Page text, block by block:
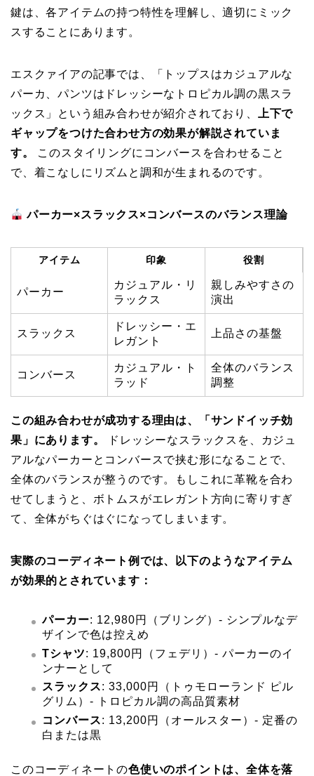
鍵は、各アイテムの持つ特性を理解し、適切にミック
スすることにあります。
エスクァイアの記事では、「トップスはカジュアルな
パーカ、パンツはドレッシーなトロピカル調の黒スラ
ックス」という組み合わせが紹介されており、
上下で
ギャップをつけた合わせ方の効果が解説されていま
す。
このスタイリングにコンバースを合わせること
で、着こなしにリズムと調和が生まれるのです。
パーカー×スラックス×コンバースのバランス理論
アイテム 印象 役割
パーカー
カジュアル・リ
ラックス
親しみやすさの
演出
スラックス
ドレッシー・エ
レガント
上品さの基盤
コンバース
カジュアル・ト
ラッド
全体のバランス
調整
この組み合わせが成功する理由は、「サンドイッチ効
果」にあります。
ドレッシーなスラックスを、カジュ
アルなパーカーとコンバースで挟む形になることで、
全体のバランスが整うのです。もしこれに革靴を合わ
せてしまうと、ボトムスがエレガント方向に寄りすぎ
て、全体がちぐはぐになってしまいます。
実際のコーディネート例では、以下のようなアイテム
が効果的とされています：
パーカー: 12,980円（ブリング）- シンプルなデ
ザインで色は控えめ
Tシャツ: 19,800円（フェデリ）- パーカーのイ
ンナーとして
スラックス: 33,000円（トゥモローランド ピル
グリム）- トロピカル調の高品質素材
コンバース: 13,200円（オールスター）- 定番の
白または黒
このコーディネートの色使いのポイントは、全体を落